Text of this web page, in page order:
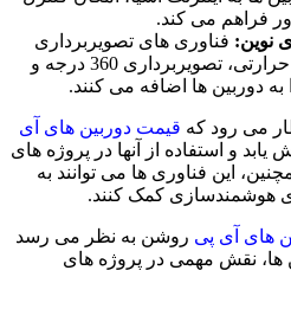
فراهم می کند.
نوین: فناوری های تصویربرداری
نوین مانند تصویربرداری حرارتی، تصویربرداری 360 درجه و
دوربین ها اضافه می کنند.
می رود که قیمت دوربین های آی
و استفاده از آنها در پروژه های
این فناوری ها می توانند به
هوشمندسازی کمک کنند.
های آی پی روشن به نظر می رسد
ها، نقش مهمی در پروژه های